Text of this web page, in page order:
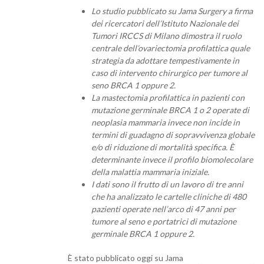
Lo studio pubblicato su Jama Surgery a firma
dei ricercatori dell’Istituto Nazionale dei
Tumori IRCCS di Milano dimostra il ruolo
centrale dell’ovariectomia profilattica quale
strategia da adottare tempestivamente in
caso di intervento chirurgico per tumore al
seno BRCA 1 oppure 2.
La mastectomia profilattica in pazienti con
mutazione germinale BRCA 1 o 2 operate di
neoplasia mammaria invece non incide in
termini di guadagno di sopravvivenza globale
e/o di riduzione di mortalità specifica. È
determinante invece il profilo biomolecolare
della malattia mammaria iniziale.
I dati sono il frutto di un lavoro di tre anni
che ha analizzato le cartelle cliniche di 480
pazienti operate nell’arco di 47 anni per
tumore al seno e portatrici di mutazione
germinale BRCA 1 oppure 2.
È stato pubblicato oggi su Jama